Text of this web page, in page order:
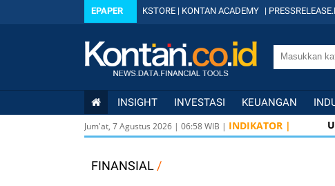
EPAPER KSTORE | KONTAN ACADEMY |
INSIGHT INVESTASI KEUANGAN
Jum'at, 7 Agustus 2026 | 06:58WIB | INDIKATOR |
FINANSIAL /